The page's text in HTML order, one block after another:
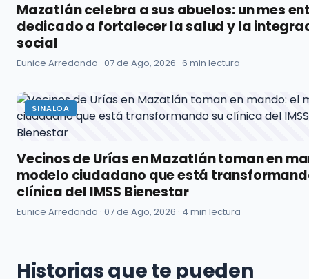
Mazatlán celebra a sus abuelos: un mes
dedicado a fortalecer la salud y la
social
Eunice Arredondo · 07 de Ago, 2026 · 6 min lectura
SINALOA
Vecinos de Urías en Mazatlán toman en
modelo ciudadano que está
clínica del IMSS Bienestar
Eunice Arredondo · 07 de Ago, 2026 · 4 min lectura
Historias que te pueden